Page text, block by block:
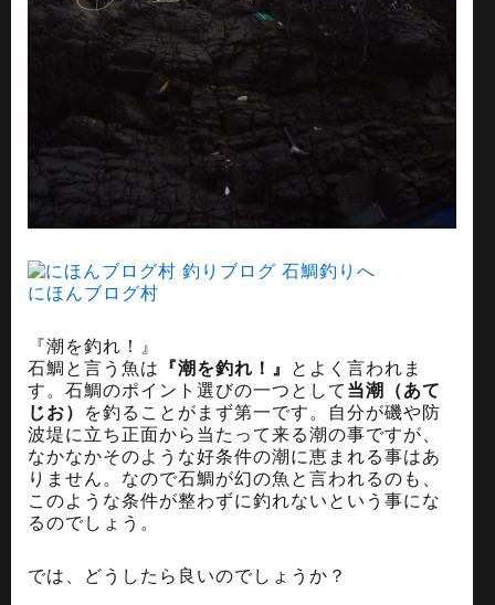
にほんブログ村
『潮を釣れ！』
石鯛と言う魚は
『潮を釣れ！』
とよく言われま
す。石鯛のポイント選びの一つとして 当潮（あて
じお）
を釣ることがまず第一です。自分が磯や防
波堤に立ち正面から当たって来る潮の事ですが、
なかなかそのような好条件の潮に恵まれる事はあ
りません。なので石鯛が幻の魚と言われるのも、
このような条件が整わずに釣れないという事にな
るのでしょう。
では、どうしたら良いのでしょうか？